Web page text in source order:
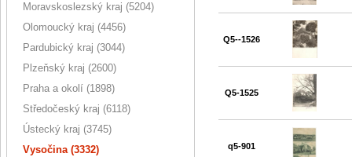
Moravskoslezský kraj (5204)
Olomoucký kraj (4456)
Pardubický kraj (3044)
Plzeňský kraj (2600)
Praha a okolí (1898)
Středočeský kraj (6118)
Ústecký kraj (3745)
Vysočina (3332)
Q5--1526
Q5-1525
q5-901